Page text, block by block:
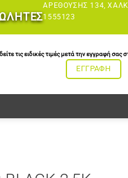
ΑΡΕΘΟΎΣΗΣ 134,
1555123
τις ειδικές τιμές μετά την εγγραφή σας
ΕΓΓΡΑΦΗ